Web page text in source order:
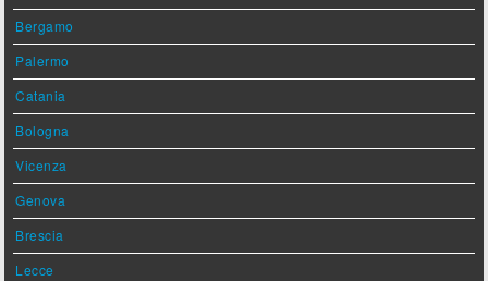
Bergamo
Palermo
Catania
Bologna
Vicenza
Genova
Brescia
Lecce